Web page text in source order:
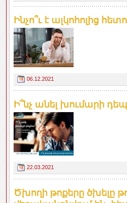
Ինչո՞ւ է ալկոհոլից
06.12.2021
Ի՞նչ անել խումարի
22.03.2021
Ծխողի թոքերը ծխելը